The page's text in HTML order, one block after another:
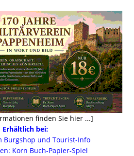
finden Sie hier ...]
Erhältlich bei:
Burgshop und Tourist-Info
Korn Buch-Papier-Spiel